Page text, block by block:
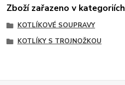
Zboží zařazeno v kategoriích
KOTLÍKOVÉ SOUPRAVY
KOTLÍKY S TROJNOŽKOU